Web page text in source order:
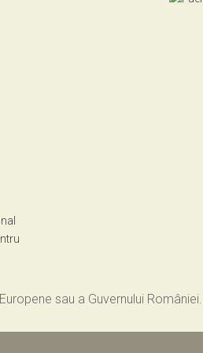
sau a Guvernului României.